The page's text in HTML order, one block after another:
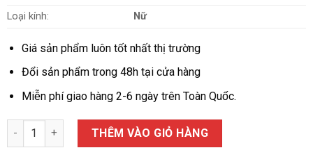
Loại kính:
Nữ
Giá sản phẩm luôn tốt nhất thị trường
Đổi sản phẩm trong 48h tại cửa hàng
Miễn phí giao hàng 2-6 ngày trên Toàn Quốc.
KÍNH BURBERRY BURBERRY-3092QF-1145/6E(60IT) số lượng
THÊM VÀO GIỎ HÀNG